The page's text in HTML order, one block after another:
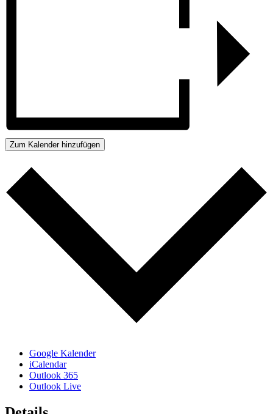
Zum Kalender hinzufügen
Google Kalender
iCalendar
Outlook 365
Outlook Live